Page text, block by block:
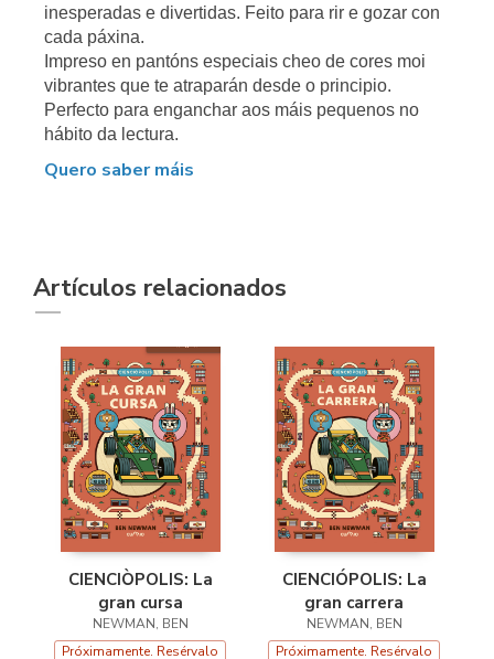
inesperadas e divertidas. Feito para rir e gozar con
cada páxina.
Impreso en pantóns especiais cheo de cores moi
vibrantes que te atraparán desde o principio.
Perfecto para enganchar aos máis pequenos no
hábito da lectura.
Quero saber máis
Artículos relacionados
CIENCIÒPOLIS: La
gran cursa
NEWMAN, BEN
Próximamente. Resérvalo
CIENCIÓPOLIS: La
gran carrera
NEWMAN, BEN
Próximamente. Resérvalo